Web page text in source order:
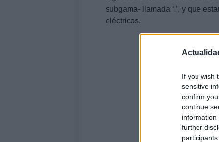
If you wish
sensitive
confirm
continue
information
further
subgama- llamada ‘i’, y que
eléctricos.